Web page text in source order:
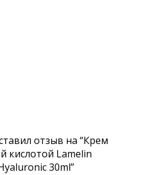
отзыв на “Крем
кислотой Lamelin
30ml”